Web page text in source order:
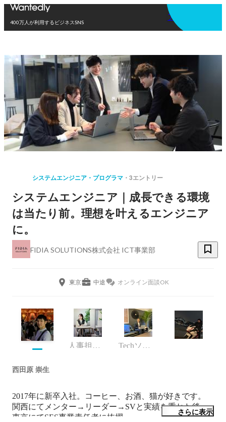
400万人が利用するビジネスSNS
アプリを使う
システムエンジニア・プログラマ 3エントリー
システムエンジニア｜成長できる環境
は当たり前。理想を叶えるエンジニア
に。
FIDIA SOLUTIONS株式会社 ICT事業部
東京 中途 オンライン面談OK
人事担当・主任 Techソリューション本部 課長
西田原 崇生
2017年に新卒入社。コーヒー、お酒、猫が好きです。
関西にてメンター→リーダー→SVと実績を重ねた後、
東京にてSES事業責任者に抜擢。
さらに表示